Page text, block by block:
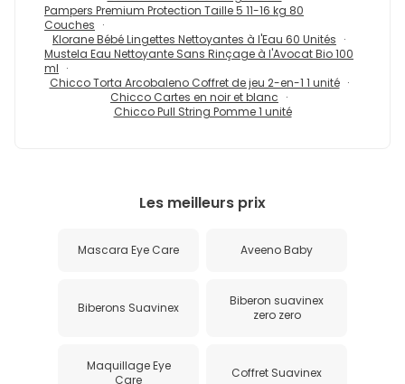
Pampers Premium Protection Taille 5 11-16 kg 80
Couches
Klorane Bébé Lingettes Nettoyantes à l'Eau 60 Unités
Mustela Eau Nettoyante Sans Rinçage à l'Avocat Bio 100
ml
Chicco Torta Arcobaleno Coffret de jeu 2-en-1 1 unité
Chicco Cartes en noir et blanc
Chicco Pull String Pomme 1 unité
Les meilleurs prix
Mascara Eye Care Aveeno Baby
Biberons Suavinex
Biberon suavinex
zero zero
Maquillage Eye
Care
Coffret Suavinex